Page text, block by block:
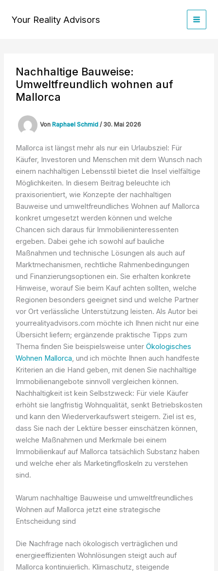
InhaltYour Reality Advisors
Nachhaltige Bauweise:
Umweltfreundlich wohnen auf
Mallorca
Von Raphael Schmid / 30. Mai 2026
Mallorca ist längst mehr als nur ein Urlaubsziel: Für
Käufer, Investoren und Menschen mit dem Wunsch nach
einem nachhaltigen Lebensstil bietet die Insel vielfältige
Möglichkeiten. In diesem Beitrag beleuchte ich
praxisorientiert, wie Konzepte der nachhaltigen
Bauweise und umweltfreundliches Wohnen auf Mallorca
konkret umgesetzt werden können und welche
Chancen sich daraus für Immobilieninteressenten
ergeben. Dabei gehe ich sowohl auf bauliche
Maßnahmen und technische Lösungen als auch auf
Marktmechanismen, rechtliche Rahmenbedingungen
und Finanzierungsoptionen ein. Sie erhalten konkrete
Hinweise, worauf Sie beim Kauf achten sollten, welche
Regionen besonders geeignet sind und welche Partner
vor Ort verlässliche Unterstützung leisten. Als Autor bei
yourrealityadvisors.com möchte ich Ihnen nicht nur eine
Übersicht liefern; ergänzende praktische Tipps zum
Thema finden Sie beispielsweise unter Ökologisches
Wohnen Mallorca , und ich möchte Ihnen auch handfeste
Kriterien an die Hand geben, mit denen Sie nachhaltige
Immobilienangebote sinnvoll vergleichen können.
Nachhaltigkeit ist kein Selbstzweck: Für viele Käufer
erhöht sie langfristig Wohnqualität, senkt Betriebskosten
und kann den Wiederverkaufswert steigern. Ziel ist es,
dass Sie nach der Lektüre besser einschätzen können,
welche Maßnahmen und Merkmale bei einem
Immobilienkauf auf Mallorca tatsächlich Substanz haben
und welche eher als Marketingfloskeln zu verstehen
sind.
Warum nachhaltige Bauweise und umweltfreundliches
Wohnen auf Mallorca jetzt eine strategische
Entscheidung sind
Die Nachfrage nach ökologisch verträglichen und
energieeffizienten Wohnlösungen steigt auch auf
Mallorca kontinuierlich. Klimaschutz, steigende